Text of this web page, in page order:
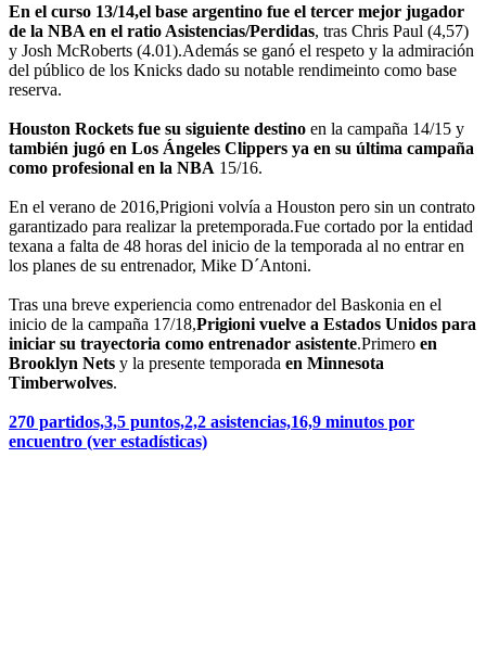
En el curso 13/14,el base argentino fue el tercer mejor jugador
de la NBA en el ratio Asistencias/Perdidas, tras Chris Paul (4,57)
y Josh McRoberts (4.01).Además se ganó el respeto y la admiración
del público de los Knicks dado su notable rendimeinto como base
reserva.
Houston Rockets fue su siguiente destino en la campaña 14/15 y
también jugó en Los Ángeles Clippers ya en su última campaña
como profesional en la NBA 15/16.
En el verano de 2016,Prigioni volvía a Houston pero sin un contrato
garantizado para realizar la pretemporada.Fue cortado por la entidad
texana a falta de 48 horas del inicio de la temporada al no entrar en
los planes de su entrenador, Mike D´Antoni.
Tras una breve experiencia como entrenador del Baskonia en el
inicio de la campaña 17/18,Prigioni vuelve a Estados Unidos para
iniciar su trayectoria como entrenador asistente.Primero en
Brooklyn Nets y la presente temporada en Minnesota
Timberwolves.
270 partidos,3,5 puntos,2,2 asistencias,16,9 minutos por
encuentro (ver estadísticas)